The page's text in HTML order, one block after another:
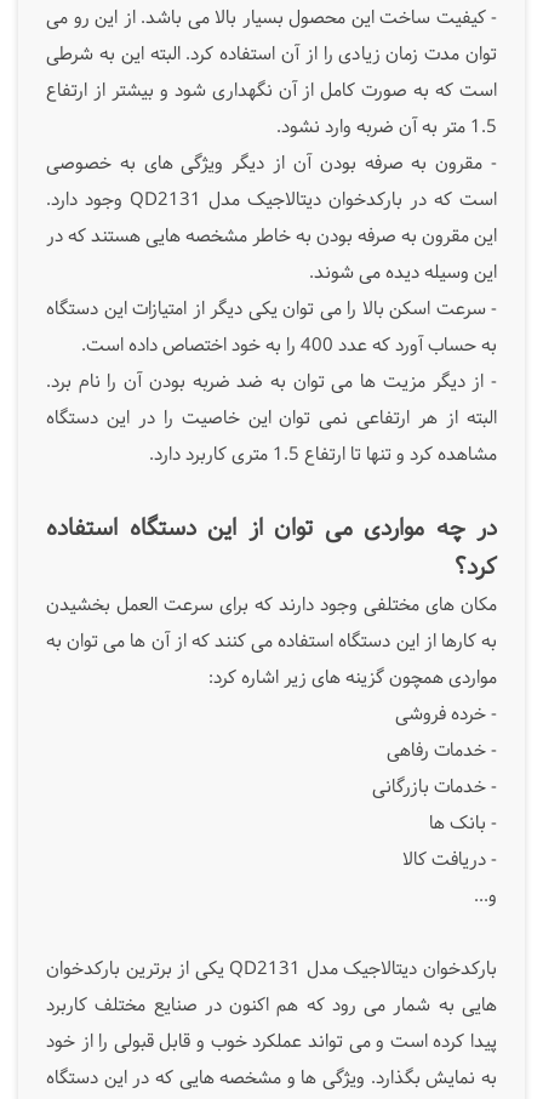
- کیفیت ساخت این محصول بسیار بالا می باشد. از این رو می
توان مدت زمان زیادی را از آن استفاده کرد. البته این به شرطی
است که به صورت کامل از آن نگهداری شود و بیشتر از ارتفاع
1.5 متر به آن ضربه وارد نشود.
- مقرون به صرفه بودن آن از دیگر ویژگی های به خصوصی
است که در بارکدخوان دیتالاجیک مدل QD2131 وجود دارد.
این مقرون به صرفه بودن به خاطر مشخصه هایی هستند که در
این وسیله دیده می شوند.
- سرعت اسکن بالا را می توان یکی دیگر از امتیازات این دستگاه
به حساب آورد که عدد 400 را به خود اختصاص داده است.
- از دیگر مزیت ها می توان به ضد ضربه بودن آن را نام برد.
البته از هر ارتفاعی نمی توان این خاصیت را در این دستگاه
مشاهده کرد و تنها تا ارتفاع 1.5 متری کاربرد دارد.
در چه مواردی می توان از این دستگاه استفاده
کرد؟
مکان های مختلفی وجود دارند که برای سرعت العمل بخشیدن
به کارها از این دستگاه استفاده می کنند که از آن ها می توان به
مواردی همچون گزینه های زیر اشاره کرد:
- خرده فروشی
- خدمات رفاهی
- خدمات بازرگانی
- بانک ها
- دریافت کالا
و...
بارکدخوان دیتالاجیک مدل QD2131 یکی از برترین بارکدخوان
هایی به شمار می رود که هم اکنون در صنایع مختلف کاربرد
پیدا کرده است و می تواند عملکرد خوب و قابل قبولی را از خود
به نمایش بگذارد. ویژگی ها و مشخصه هایی که در این دستگاه